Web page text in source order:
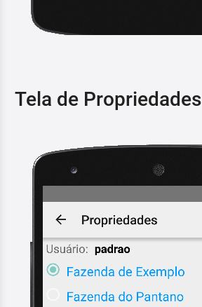
Tela de Propriedades